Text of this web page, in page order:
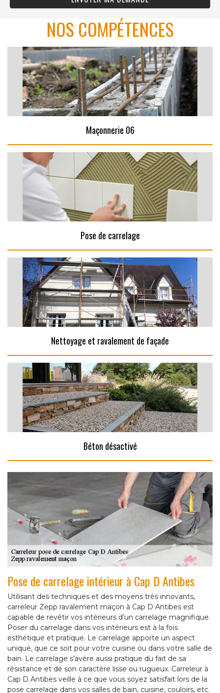
NOS COMPÉTENCES
Maçonnerie 06
Pose de carrelage
Nettoyage et ravalement de façade
Béton désactivé
Pose de carrelage intérieur à Cap D Antibes
Utilisant des techniques et des moyens très innovants,
carreleur Zepp ravalement maçon à Cap D Antibes est
capable de revêtir vos intérieurs d’un carrelage magnifique.
Poser du carrelage dans vos intérieurs est à la fois
esthétique et pratique. Le carrelage apporte un aspect
unique, que ce soit pour votre cuisine ou dans votre salle de
bain. Le carrelage s’avère aussi pratique du fait de sa
résistance et de son caractère lisse ou rugueux. Carreleur à
Cap D Antibes veille à ce que vous soyez satisfait lors de la
pose carrelage dans vos salles de bain, cuisine, couloirs, etc.